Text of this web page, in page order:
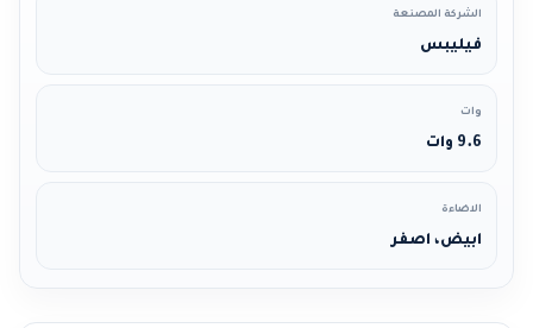
الشركة المصنعة
فيليبس
وات
9.6 وات
الاضاءة
ابيض، اصفر